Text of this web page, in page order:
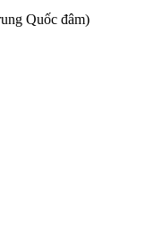
Quốc đâm)